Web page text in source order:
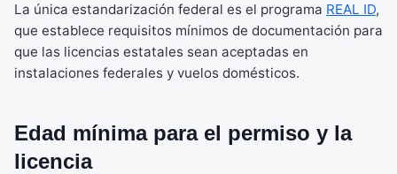
La única estandarización federal es el programa REAL ID,
que establece requisitos mínimos de documentación para
que las licencias estatales sean aceptadas en
instalaciones federales y vuelos domésticos.
Edad mínima para el permiso y la
licencia